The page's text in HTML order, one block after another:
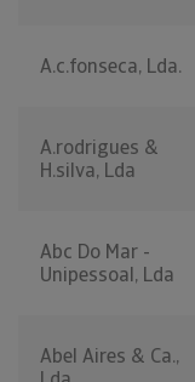
A.c.fonseca, Lda.
A.rodrigues &
H.silva, Lda
Abc Do Mar -
Unipessoal, Lda
Abel Aires & Ca.,